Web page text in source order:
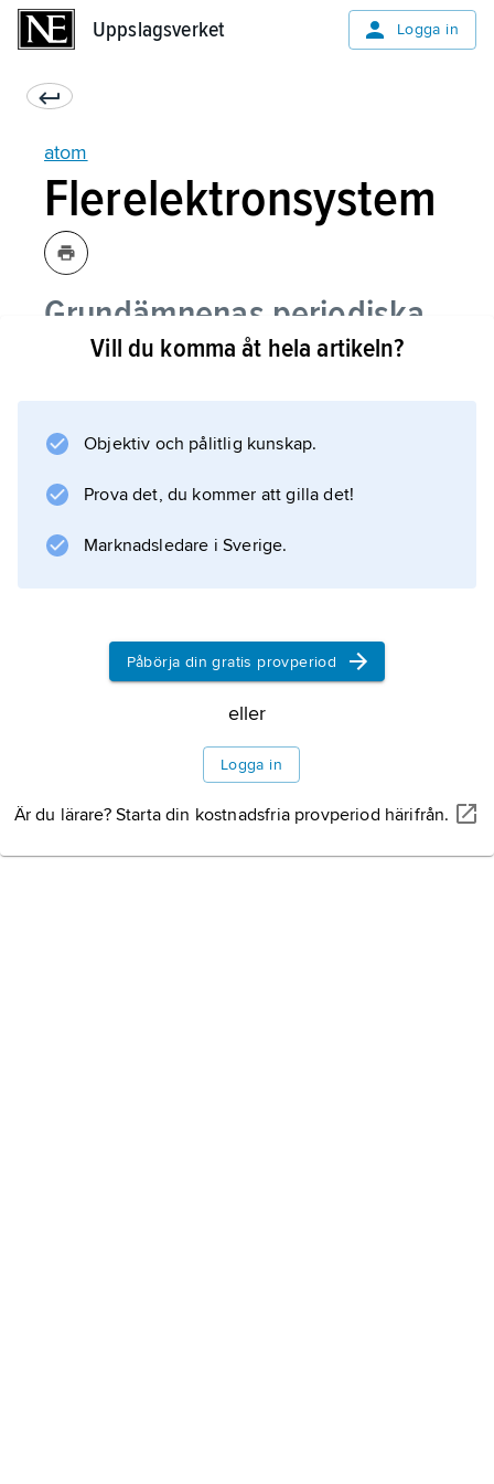
Uppslagsverket Logga in
atom
Flerelektronsystem
Grundämnenas periodiska
system
Kvantmekanisk behandling
Information om artikeln
Vill du komma åt hela artikeln?
Objektiv och pålitlig kunskap.
Prova det, du kommer att gilla det!
Marknadsledare i Sverige.
Påbörja din gratis provperiod
eller
Logga in
Är du lärare? Starta din kostnadsfria provperiod härifrån.